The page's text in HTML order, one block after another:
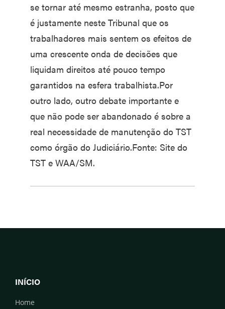
se tornar até mesmo estranha, posto que
é justamente neste Tribunal que os
trabalhadores mais sentem os efeitos de
uma crescente onda de decisões que
liquidam direitos até pouco tempo
garantidos na esfera trabalhista.Por
outro lado, outro debate importante e
que não pode ser abandonado é sobre a
real necessidade de manutenção do TST
como órgão do Judiciário.Fonte: Site do
TST e WAA/SM.
INÍCIO
Home